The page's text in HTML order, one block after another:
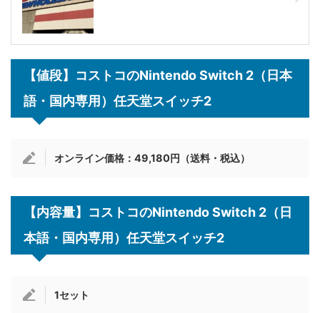
【値段】コストコのNintendo Switch 2（日本
語・国内専用）任天堂スイッチ2
オンライン価格：49,180円（送料・税込）
【内容量】コストコのNintendo Switch 2（日
本語・国内専用）任天堂スイッチ2
1セット